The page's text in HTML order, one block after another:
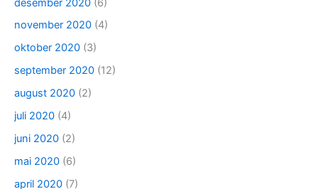
november 2020 (4)
oktober 2020 (3)
september 2020 (12)
august 2020 (2)
juli 2020 (4)
juni 2020 (2)
mai 2020 (6)
april 2020 (7)